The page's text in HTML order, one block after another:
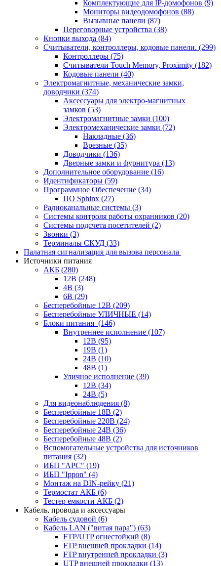
Комплектующие для IP-домофонов (9)
Мониторы видеодомофонов (88)
Вызывные панели (87)
Переговорные устройства (38)
Кнопки выхода (84)
Считыватели, контроллеры, кодовые панели. (299)
Контроллеры (75)
Считыватели Touch Memory, Proximity (182)
Кодовые панели (40)
Электромагнитные, механические замки,
доводчики (374)
Аксессуары для электро-магнитных
замков (53)
Электромагнитные замки (100)
Электромеханические замки (72)
Накладные (36)
Врезные (35)
Доводчики (136)
Дверные замки и фурнитура (13)
Дополнительное оборудование (16)
Идентификаторы (59)
Программное Обеспечение (34)
ПО Sphinx (27)
Радиоканальные системы (3)
Системы контроля работы охранников (20)
Системы подсчета посетителей (2)
Звонки (3)
Терминалы СКУД (33)
Палатная сигнализация для вызова персонала
Источники питания
АКБ (280)
12В (248)
4В (3)
6В (29)
Бесперебойные 12В (209)
Бесперебойные УЛИЧНЫЕ (14)
Блоки питания (146)
Внутреннее исполнение (107)
12В (95)
19В (1)
24В (10)
48В (1)
Уличное исполнение (39)
12В (34)
24В (5)
Для видеонаблюдения (8)
Бесперебойные 18В (2)
Бесперебойные 220В (24)
Бесперебойные 24В (36)
Бесперебойные 48В (2)
Вспомогательные устройства для источников
питания (32)
ИБП "APC" (19)
ИБП "Ippon" (4)
Монтаж на DIN-рейку (21)
Термостат АКБ (6)
Тестер емкости АКБ (2)
Кабель, провода и аксессуары
Кабель судовой (6)
Кабель LAN ("витая пара") (63)
FTP/UTP огнестойкий (8)
FTP внешней прокладки (14)
FTP внутренней прокладки (3)
UTP внешней прокладки (13)